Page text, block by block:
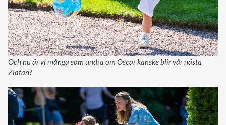
Och nu är vi många som undra om Oscar kanske blir vår nästa
Zlatan?